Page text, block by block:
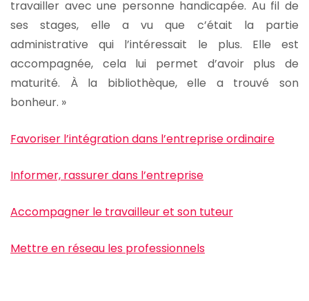
travailler avec une personne handicapée. Au fil de
ses stages, elle a vu que c’était la partie
administrative qui l’intéressait le plus. Elle est
accompagnée, cela lui permet d’avoir plus de
maturité. À la bibliothèque, elle a trouvé son
bonheur. »
Favoriser l’intégration dans l’entreprise ordinaire
Informer, rassurer dans l’entreprise
Accompagner le travailleur et son tuteur
Mettre en réseau les professionnels